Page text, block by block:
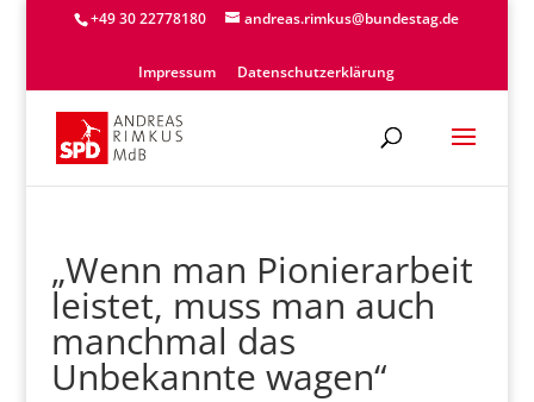
+49 30 22778180 andreas.rimkus@bundestag.de
Impressum Datenschutzerklärung
„Wenn man Pionierarbeit
leistet, muss man auch
manchmal das
Unbekannte wagen“